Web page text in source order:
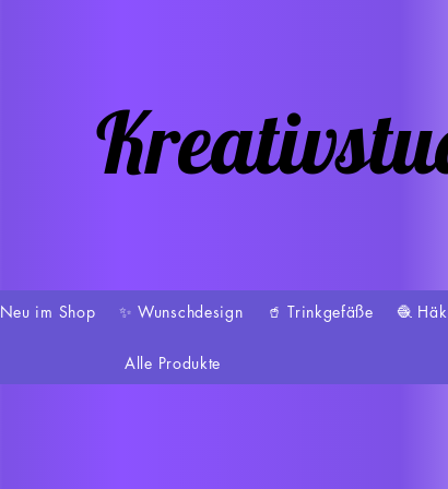
Neu im Shop ✨ Wunschdesign 🥤 Trinkgefäße 🧶
Alle Produkte